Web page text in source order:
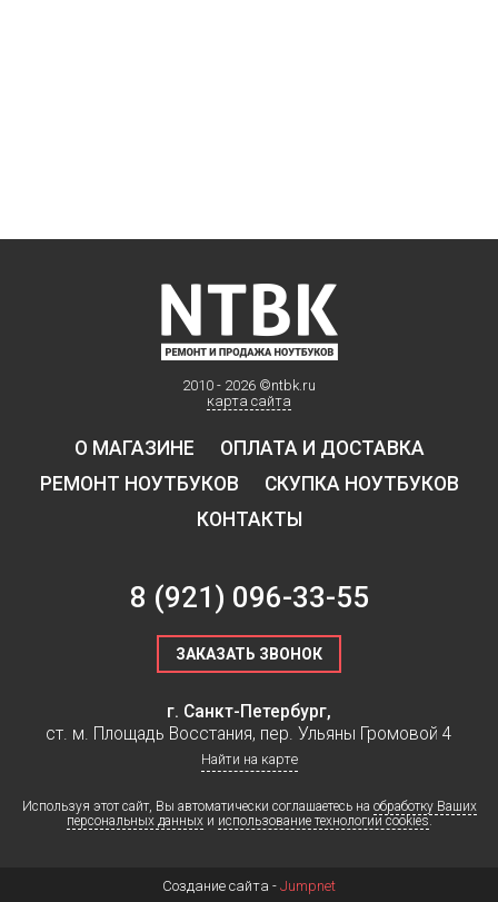
2010 - 2026 ©ntbk.ru
карта сайта
О МАГАЗИНЕ
ОПЛАТА И ДОСТАВКА
РЕМОНТ НОУТБУКОВ
СКУПКА НОУТБУКОВ
КОНТАКТЫ
8 (921) 096-33-55
ЗАКАЗАТЬ ЗВОНОК
г. Санкт-Петербург,
ст. м. Площадь Восстания, пер. Ульяны Громовой 4
Найти на карте
Используя этот сайт, Вы автоматически соглашаетесь на обработку Ваших
персональных данныхи использование технологии cookies.
Создание сайта - Jumpnet